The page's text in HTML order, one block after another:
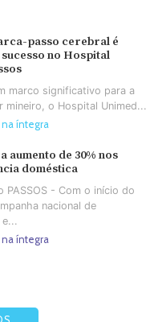
passo cerebral é
no Hospital
marco significativo para a
mineiro, o Hospital Unimed...
na íntegra
aumento de 30% nos
doméstica
PASSOS - Com o início do
nacional de
na íntegra